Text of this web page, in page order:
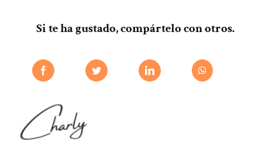
Si te ha gustado, compártelo con otros.